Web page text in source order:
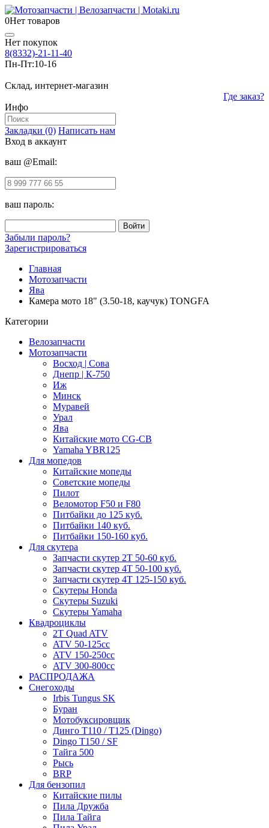
0Нет товаров
Нет покупок
8(8332)-21-11-40
Пн-Пт:10-16
Склад, интернет-магазин
Где заказ?
Инфо
Закладки (0) Написать нам
Вход в аккаунт
ваш @Email:
ваш пароль:
Забыли пароль?
Зарегистрироваться
Главная
Мотозапчасти
Ява
Камера мото 18" (3.50-18, каучук) TONGFA
Категории
Велозапчасти
Мотозапчасти
Восход | Сова
Днепр | К-750
Иж
Минск
Муравей
Урал
Ява
Китайские мото CG-CB
Yamaha YBR125
Для мопедов
Китайские мопеды
Советские мопеды
Пилот
Веломотор F50 и F80
Питбайки до 125 куб.
Питбайки 140 куб.
Питбайки 150-160 куб.
Для скутера
Запчасти скутер 2Т 50-60 куб.
Запчасти скутер 4Т 50-100 куб.
Запчасти скутер 4Т 125-150 куб.
Скутеры Honda
Скутеры Suzuki
Скутеры Yamaha
Квадроциклы
2T Quad ATV
ATV 50-125cc
ATV 150-250cc
ATV 300-800cc
РАСПРОДАЖА
Снегоходы
Irbis Tungus SK
Буран
Мотобуксировщик
Динго T110 / T125 (Dingo)
Dingo T150 / SF
Тайга 500
Рысь
BRP
Для бензопил
Китайские пилы
Пила Дружба
Пила Тайга